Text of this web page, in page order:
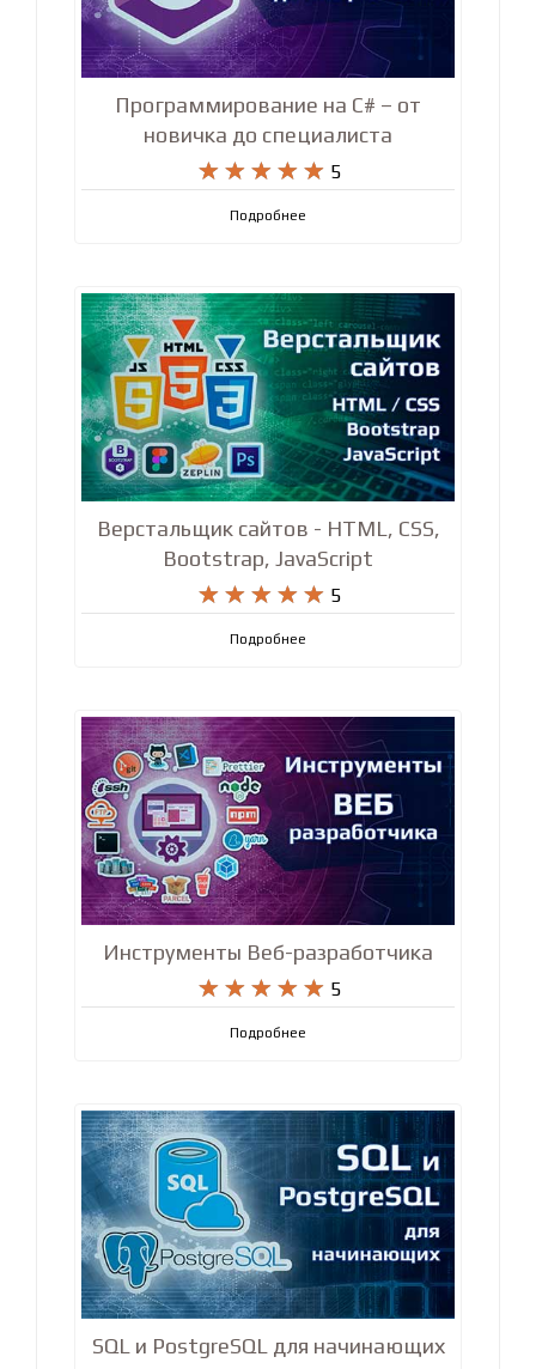
Программирование на C# – от
новичка до специалиста
    
     5
Подробнее
Верстальщик сайтов - HTML, CSS,
Bootstrap, JavaScript
    
     5
Подробнее
Инструменты Веб-разработчика
    
     5
Подробнее
SQL и PostgreSQL для начинающих